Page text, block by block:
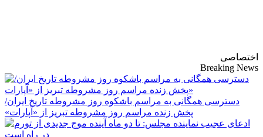
اختصاصی
Breaking News
دسترسی همگانی به مراسم باشکوه روز مشروطه تاریخ ایران/
پخش زنده مراسم روز مشروطه تبریز از «آپارات»